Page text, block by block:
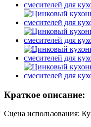
Краткое описание:
Сцена использования: